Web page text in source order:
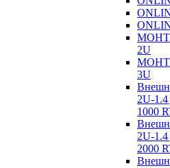
2U
3U
2U-
1000
2U-
2000